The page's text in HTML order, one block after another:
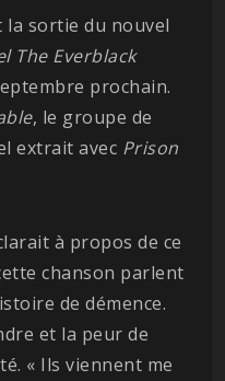
sortie du nouvel
The Everblack
prochain.
, le groupe de
extrait avec Prison
à propos de ce
chanson parlent
de démence.
et la peur de
« Ils viennent me